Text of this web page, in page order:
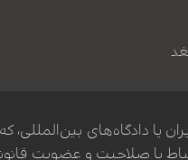
دادگاه‌های بین‌المللی،
با صلاحیت و عضویت